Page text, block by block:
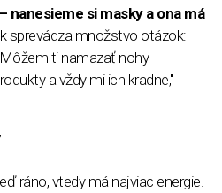
nanesieme si masky a ona má
sprevádza množstvo otázok:
ti namazať nohy
a vždy mi ich kradne,"
ráno, vtedy má najviac energie.